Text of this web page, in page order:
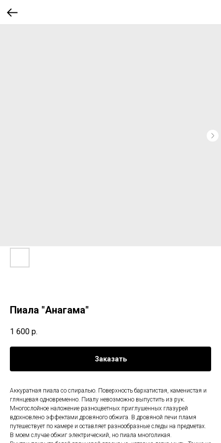
Пиала "Анагама"
1 600 р.
Заказать
Аккуратная пиала со спиралью. Поверхность бархатистая, каменистая и
глянцевая одновременно. Пиалу невозможно выпустить из рук.
Многослойное наложение разноцветных приглушенных глазурей
вдохновлено эффектами дровяного обжига. В дровяной печи пламя
путешествует по камере и оставляет разнообразные следы на предметах.
В моем случае обжиг электрический, но пиала многоликая.